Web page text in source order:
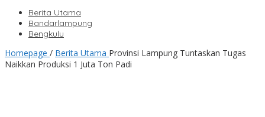
Berita Utama
Bandarlampung
Bengkulu
Homepage / Berita Utama Provinsi Lampung Tuntaskan Tugas
Naikkan Produksi 1 Juta Ton Padi